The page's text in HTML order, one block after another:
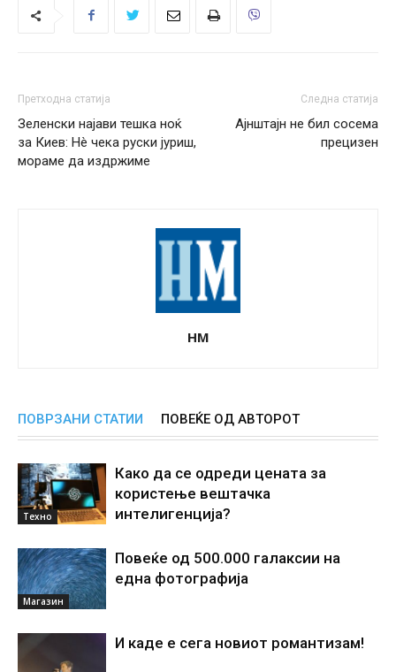
Претходна статија
Зеленски најави тешка ноќ
за Киев: Нè чека руски јуриш,
мораме да издржиме
Следна статија
Ајнштајн не бил сосема
прецизен
НМ
ПОВРЗАНИ СТАТИИ ПОВЕЌЕ ОД АВТОРОТ
Техно
Како да се одреди цената за
користење вештачка
интелигенциjа?
Магазин
Повеќе од 500.000 галаксии на
една фотографија
И каде е сега новиот романтизам!